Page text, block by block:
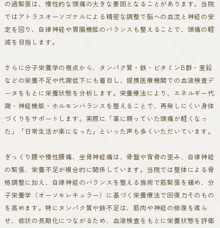
の過緊張は、慢性的な頭痛の大きな要因となることがあります。 当院
ではアトラスオーソゴナルによる精密な調整で脳への血流と神経の安
定を図り、自律神経や胃腸機能のバランスも整えることで、頭痛の軽
減を目指します。
さらに分子栄養学の視点から、タンパク質・鉄・ビタミンB群・亜鉛
などの栄養不足や代謝低下にも着目し、提携医療機関での血液検査デ
ータをもとに栄養状態を分析します。 栄養療法により、エネルギー代
謝・神経機能・ホルモンバランスを整えることで、再発しにくい身体
づくりをサポートします。 実際に「薬に頼っていた頭痛が軽くなっ
た」「日常生活が楽になった」といった声も多くいただいています。
ぎっくり腰や慢性腰痛、坐骨神経痛は、骨盤や背骨の歪み、自律神経
の緊張、栄養不足が複合的に関係しています。 当院では整体による骨
格調整に加え、自律神経のバランスを整える施術で筋緊張を緩め、分
子栄養学（オーソモレキュラー）に基づく栄養療法で回復力そのもの
を高めます。 特にタンパク質や鉄不足は、筋肉や神経の修復を遅ら
せ、症状の長期化につながるため、血液検査をもとに栄養状態を評価